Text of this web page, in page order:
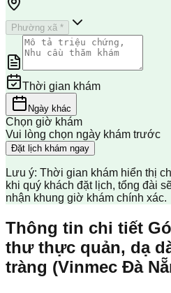
Phường xã *
Thời gian khám
Ngày khác
Chọn giờ khám
Vui lòng chọn ngày khám trước
Đặt lịch khám ngay
Lưu ý: Thời gian khám hiển thị
khi quý khách đặt lịch, tổng đài
nhận khung giờ khám chính xác.
Thông tin chi tiết
thư thực quản, dạ
tràng (Vinmec Đà